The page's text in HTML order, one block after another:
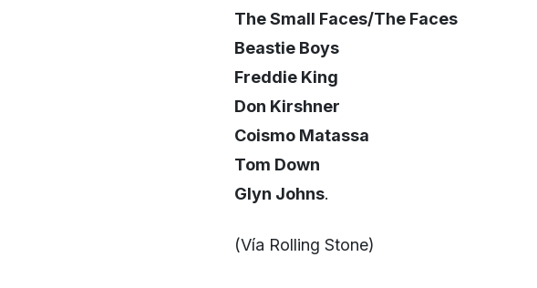
The Small Faces/The Faces
Beastie Boys
Freddie King
Don Kirshner
Coismo Matassa
Tom Down
Glyn Johns.
(Vía Rolling Stone)